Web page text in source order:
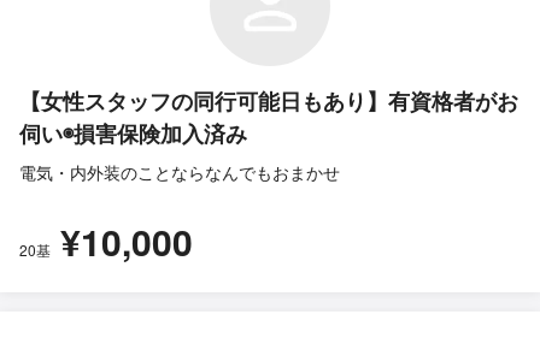
【女性スタッフの同行可能日もあり】有資格者がお
伺い◉損害保険加入済み
電気・内外装のことならなんでもおまかせ
20基 ¥10,000